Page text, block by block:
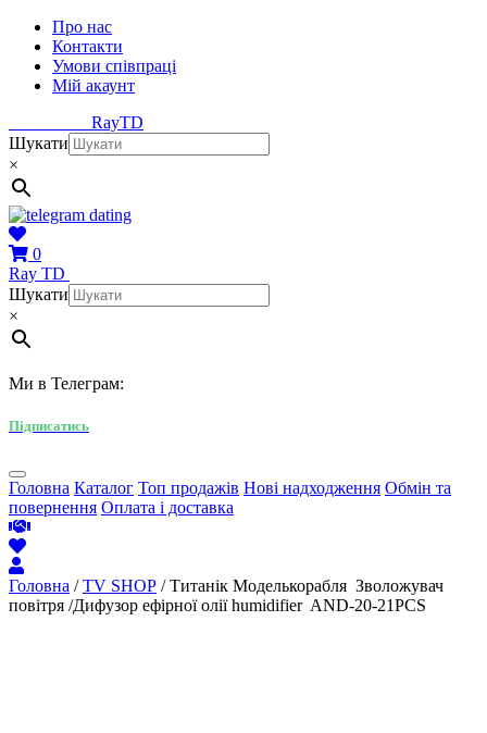
Про нас
Контакти
Умови співпраці
Мій акаунт
RayTD
Шукати
×
0
Ray TD
Шукати
×
Ми в Телеграм:
Підписатись
Головна Каталог Топ продажів Нові надходження Обмін та
повернення Оплата і доставка
Головна /TV SHOP / Титанік Моделькорабля Зволожувач
повітря /Дифузор ефірної олії humidifier AND-20-21PCS